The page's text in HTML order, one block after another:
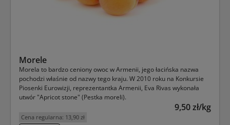
Morele
Morela to bardzo ceniony owoc w Armenii, jego łacińska nazwa
pochodzi właśnie od nazwy tego kraju. W 2010 roku na Konkursie
Piosenki Eurowizji, reprezentantka Armenii, Eva Rivas wykonała
utwór "Apricot stone" (Pestka moreli).
9,50 zł/kg
Cena regularna: 13,90 zł